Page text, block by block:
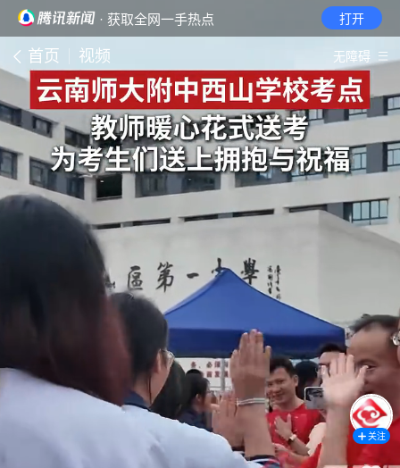
· 获取全网一手热点 打开
首页 视频 无障碍
关注